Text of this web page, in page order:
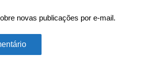
novas publicações por e-mail.